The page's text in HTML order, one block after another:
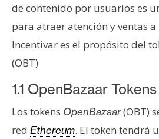
de contenido por usuarios es
para atraer atención y ventas a
Incentivar es el propósito del
(OBT)
1.1 OpenBazaar Tokens
Los tokens OpenBazaar(OBT)
red Ethereum. El token tendrá